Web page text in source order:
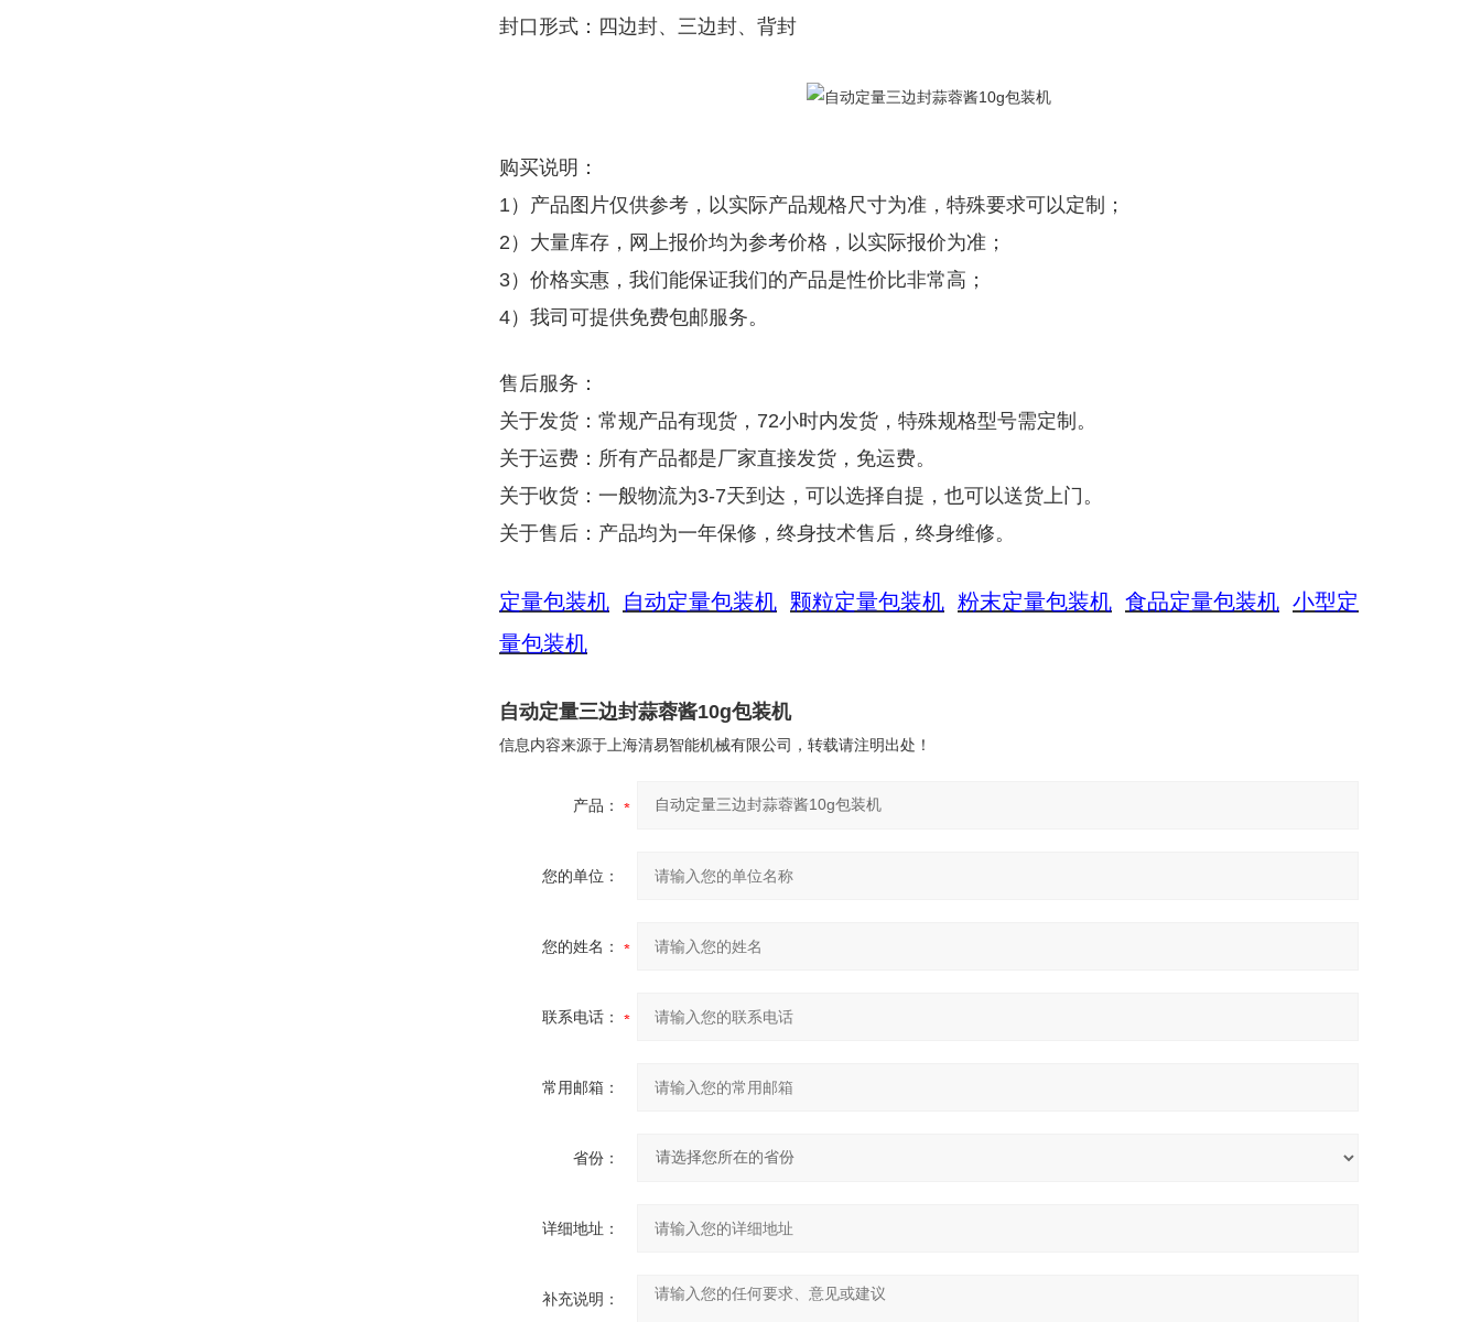
封口形式：四边封、三边封、背封
购买说明：
1）产品图片仅供参考，以实际产品规格尺寸为准，特殊要求可以定制；
2）大量库存，网上报价均为参考价格，以实际报价为准；
3）价格实惠，我们能保证我们的产品是性价比非常高；
4）我司可提供免费包邮服务。
售后服务：
关于发货：常规产品有现货，72小时内发货，特殊规格型号需定制。
关于运费：所有产品都是厂家直接发货，免运费。
关于收货：一般物流为3-7天到达，可以选择自提，也可以送货上门。
关于售后：产品均为一年保修，终身技术售后，终身维修。
定量包装机 自动定量包装机 颗粒定量包装机 粉末定量包装机 食品定量包装机 小型定
量包装机
自动定量三边封蒜蓉酱10g包装机
信息内容来源于上海清易智能机械有限公司，转载请注明出处！
产品：
您的单位：
您的姓名：
联系电话：
常用邮箱：
省份：
详细地址：
补充说明：